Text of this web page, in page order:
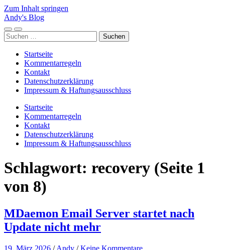
Zum Inhalt springen
Andy's Blog
Mobile-
Menü
Suchfeld
ein-/ausblenden
Suchen
nach:
Startseite
Kommentarregeln
Kontakt
Datenschutzerklärung
Impressum & Haftungsausschluss
Startseite
Kommentarregeln
Kontakt
Datenschutzerklärung
Impressum & Haftungsausschluss
Schlagwort: recovery (Seite 1
von 8)
MDaemon Email Server startet nach
Update nicht mehr
19. März 2026 /Andy /Keine Kommentare